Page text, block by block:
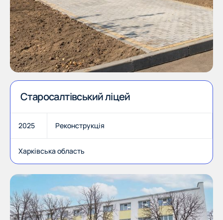
Старосалтівський ліцей
2025 Реконструкція
Харківська область